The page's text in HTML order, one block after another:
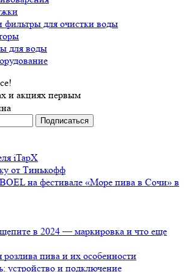
фильтры для очистки воды
для воды
и акциях первым
iTapX
от Тинькофф
на фестивале «Море пива в Сочи» в
в 2024 — маркировка и что еще
пива и их особенности
устройство и подключение